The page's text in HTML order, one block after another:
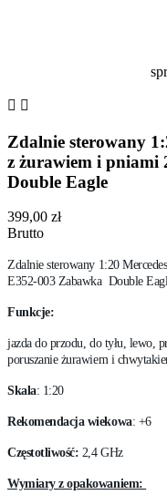
 
Zdalnie sterowany
z żurawiem i pniami
Double Eagle
399,00 zł
Brutto
Zdalnie sterowany 1:20
E352-003 Zabawka Double
Funkcje:
jazda do przodu, do tyłu, lewo,
poruszanie żurawiem i
Skala: 1:20
Rekomendacja wiekowa: +6
Częstotliwość: 2,4 GHz
Wymiary z opakowaniem: